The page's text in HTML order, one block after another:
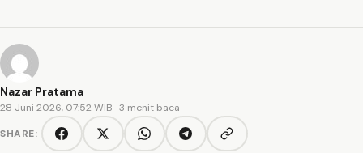
Nazar Pratama
28 Juni 2026, 07:52 WIB · 3 menit baca
SHARE:
FacebookTwitter/XWhatsAppTelegramCopy link